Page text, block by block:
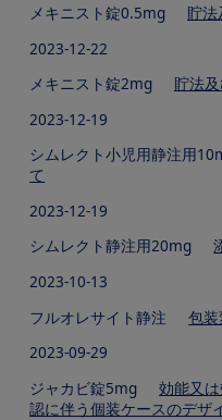
メキニスト錠0.5mg 貯
2023-12-22
メキニスト錠2mg 貯法
2023-12-19
シムレクト小児用静注用
て
2023-12-19
シムレクト静注用20mg
2023-10-13
フルオレサイト静注包装
2023-09-29
ジャカビ錠5mg効能又
認に伴う個装ケースのデザ